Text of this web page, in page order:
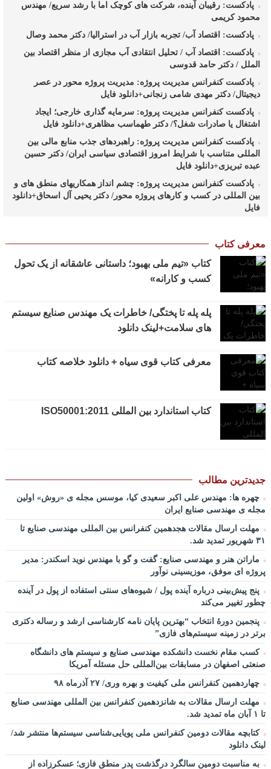
پادکست: رقیبان آینده، شرکت های کوچک اما با رشد سریع/ مهندس
محمود کریمی
پادکست: اقتصاد آب/ تجربه بازار آب در استرالیا/ دکتر محمد وصال
پادکست: اقتصاد آب / تحلیل انتقادی آب مجازی از منظر اقتصاد بین
الملل / دکتر حامد قدوسی
پادکست کنفرانس مدیریت پروژه: مدیریت پروژه محور در عصر
دیجیتال/ دکتر مهدی شامی زنجانی+دانلود فایل
پادکست کنفرانس مدیریت پروژه: سرمایه گذاری خارجی؛ ایجاد
اشتغال یا صادرات شغل؟/ دکتر طهماسب مظاهری+دانلود فایل
پادکست کنفرانس مدیریت پروژه: راهبردهای جذب منابع مالی بین
المللی متناسب با شرایط امروز اقتصادی سیاسی ایران/ دکتر حسین
عبده تبریزی+دانلود فایل
پادکست کنفرانس مدیریت پروژه: چشم انداز همکاریهای منطق های و
بین المللی در کسب و کارهای پروژه محور/ دکتر یحیی آل اسحاق+دانلود
فایل
مدیریت طرحهای بالادستی صنعت نفت/ مهندس حبیب الله
بیطرف+دانلود فایل
پادکست کنفرانس مدیریت پروژه: حکمرانی در کسب و کارهای پروژه
محور/ دکتر محمد صبحیه+دانلود فایل
شایستگیهای کلیدی در فرایند استراتژی/ دکتر محمد ابویی اردکان+دانلود
فایل صوتی
پادکست کنفرانس مدیریت: چگونه سازمانهای خلاق تری بسازیم/ دکتر
پادکست کنفرانس مدیریت: کاربرد نظریه قراردادها در تدوین
سیستمهای جبران خدمات، جایزه نوبل اقتصاد/ بخش سوم/ مهندس پیمان
دیانی+دانلود فایل صوتی
پادکست کنفرانس مدیریت: کاربرد نظریه قراردادها در تدوین
سیستمهای جبران خدمات، جایزه نوبل اقتصاد/ بخش دوم / دکتر حامد
قدوسی+دانلود فایل صوتی
طالبیان+دانلود فایل صوتی
پادکست سخنرانی دکتر بهرخ خوشنویس در خصوص مدیریت و اقتصاد
در فضا + ساخت کارخانه روی ماه و مریخ
پادکست/ سخنان دکتر سعید رمضانی در خصوص مدیریت دارایی های
فیزیکی
چطور در سازمان ها آینده پژوهی کنیم؟ از کجا شروع کنیم؟ برنامه چه
باید باشد؟! / دانلود فایل صوتی دکتر تقوی
فایل صوتی گفت و گوی رامبد جوان و دکتر مصطفی تقوی در خصوص
آینده پژوهی – برنامه خندوانه
ملی توسعه مدیریت پولی و بانکی
/ ۹ بهمن ماه ۹۲
معرفی کتاب
کتاب «تیم ملی بهبود؛ داستانی عاشقانه از یک تحول
کسب و کارانه»
پله پله تا پختگی/ خاطرات یک مهندس صنایع سیستم
های سلامت+لینک دانلود
معرفی کتاب قوی سیاه + دانلود خلاصه کتاب
کتاب استاندارد بین المللی ISO50001:2011
جدیدترین مطالب
چهره ها: مهندس علی اکبر سعیدی کیا، موسس مجله ی «روش» اولین
مجله ی مهندسی صنایع ایران
مهلت ارسال مقالات هجدهمین کنفرانس بین المللی مهندسی صنایع تا
۳۱ شهریور تمدید شد.
ماراتن هنر و مهندسی صنایع: گفت و گو با مهندس نوید اسکندر: مدیر
پروژه ای موفق، موزیسینی نوآور
پنج پیش‌بینی درباره آینده پول / شیوه‌های سنتی استفاده از پول در آینده
چطور تغییر می‌کند
پنجمین دورۀ انتخاب “بهترین پایان ­نامه کارشناسی­ ارشد و رساله دکتری
برتر در زمینه سیستم‌های فازی”
کسب مقام نخست دانشکده مهندسی صنایع و سیستم های دانشگاه
صنعتی اصفهان در مسابقات بین‌المللی حل مسئله آمریکا
چهاردهمین کنفرانس ملی کیفیت و بهره وری/ ۲۷ آذرماه ۹۸
مهلت ارسال مقالات به شانزدهمین کنفرانس بین المللی مهندسی صنایع
تا ۱ آبان ماه تمدید شد.
کتابچه مقالات دومین کنفرانس ملی پویایی‌شناسی سیستم‌ها منتشر شد/
لینک دانلود
به مناسبت دومین سالگرد درگذشت پدر منطق فازی؛ عسکرزاده از